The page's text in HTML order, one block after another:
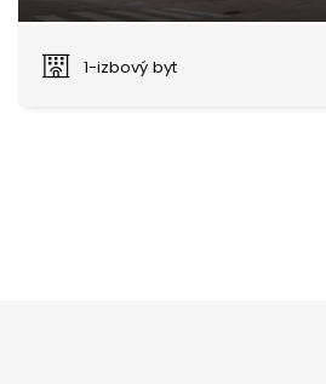
1-izbový byt